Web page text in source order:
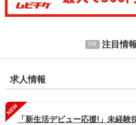
注目情
求人情報
NEW
「新生活デビュー応援!」未経験